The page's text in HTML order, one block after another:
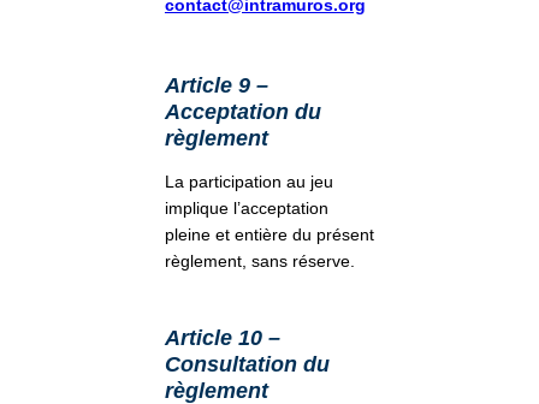
contact@intramuros.org
Article 9 –
Acceptation du
règlement
La participation au jeu
implique l’acceptation
pleine et entière du présent
règlement, sans réserve.
Article 10 –
Consultation du
règlement